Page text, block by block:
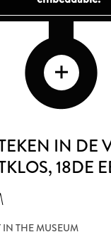
IN DE
, 18DE
IN THE MUSEUM